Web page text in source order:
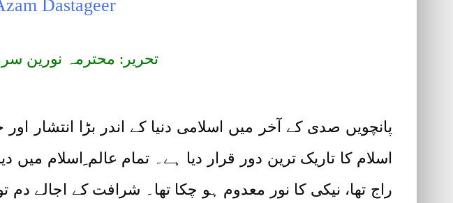
تحریر: محترمہ نورین
پانچویں صدی کے آخر میں اسلامی دنیا کے اندر بڑا انتشار
اسلام کا تاریک ترین دور قرار دیا ہے۔ تمام عالم ِاسلام
راج تھا، نیکی کا نور معدوم ہو چکا تھا۔ شرافت کے اجالے